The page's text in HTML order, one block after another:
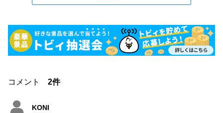
コメント 2件
KONI